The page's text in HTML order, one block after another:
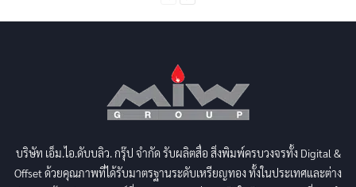
บริษัท เอ็ม.ไอ.ดับบลิว. กรุ๊ป จำกัด รับผลิตสื่อ สิ่งพิมพ์ครบวงจรทั้ง Digital &
Offset ด้วยคุณภาพที่ได้รับมาตรฐานระดับเหรียญทอง ทั้งในประเทศและต่าง